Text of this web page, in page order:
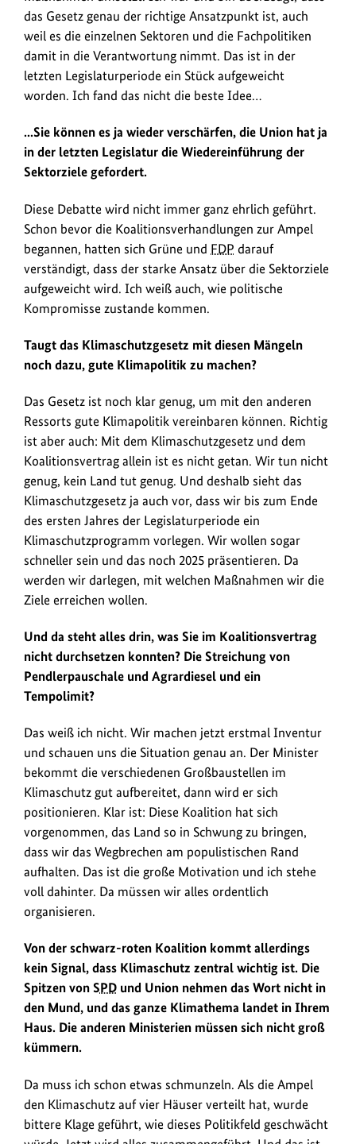
das Gesetz genau der richtige Ansatzpunkt ist, auch
weil es die einzelnen Sektoren und die Fachpolitiken
damit in die Verantwortung nimmt. Das ist in der
letzten Legislaturperiode ein Stück aufgeweicht
worden. Ich fand das nicht die beste Idee…
...Sie können es ja wieder verschärfen, die Union hat ja
in der letzten Legislatur die Wiedereinführung der
Sektorziele gefordert.
Diese Debatte wird nicht immer ganz ehrlich geführt.
Schon bevor die Koalitionsverhandlungen zur Ampel
begannen, hatten sich Grüne und FDP darauf
verständigt, dass der starke Ansatz über die Sektorziele
aufgeweicht wird. Ich weiß auch, wie politische
Kompromisse zustande kommen.
Taugt das Klimaschutzgesetz mit diesen Mängeln
noch dazu, gute Klimapolitik zu machen?
Das Gesetz ist noch klar genug, um mit den anderen
Ressorts gute Klimapolitik vereinbaren können. Richtig
ist aber auch: Mit dem Klimaschutzgesetz und dem
Koalitionsvertrag allein ist es nicht getan. Wir tun nicht
genug, kein Land tut genug. Und deshalb sieht das
Klimaschutzgesetz ja auch vor, dass wir bis zum Ende
des ersten Jahres der Legislaturperiode ein
Klimaschutzprogramm vorlegen. Wir wollen sogar
schneller sein und das noch 2025 präsentieren. Da
werden wir darlegen, mit welchen Maßnahmen wir die
Ziele erreichen wollen.
Und da steht alles drin, was Sie im Koalitionsvertrag
nicht durchsetzen konnten? Die Streichung von
Pendlerpauschale und Agrardiesel und ein
Tempolimit?
Das weiß ich nicht. Wir machen jetzt erstmal Inventur
und schauen uns die Situation genau an. Der Minister
bekommt die verschiedenen Großbaustellen im
Klimaschutz gut aufbereitet, dann wird er sich
positionieren. Klar ist: Diese Koalition hat sich
vorgenommen, das Land so in Schwung zu bringen,
dass wir das Wegbrechen am populistischen Rand
aufhalten. Das ist die große Motivation und ich stehe
voll dahinter. Da müssen wir alles ordentlich
organisieren.
Von der schwarz-roten Koalition kommt allerdings
kein Signal, dass Klimaschutz zentral wichtig ist. Die
Spitzen von SPD und Union nehmen das Wort nicht in
den Mund, und das ganze Klimathema landet in Ihrem
Haus. Die anderen Ministerien müssen sich nicht groß
kümmern.
Da muss ich schon etwas schmunzeln. Als die Ampel
den Klimaschutz auf vier Häuser verteilt hat, wurde
bittere Klage geführt, wie dieses Politikfeld geschwächt